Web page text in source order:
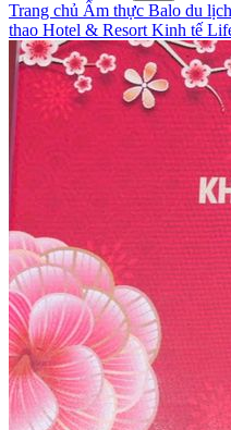
Trang chủ Ẩm thực Balo du lịch
thao Hotel & Resort Kinh tế